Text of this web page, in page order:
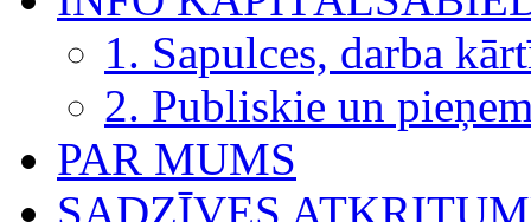
1. Sapulces, darba
2. Publiskie un
PAR MUMS